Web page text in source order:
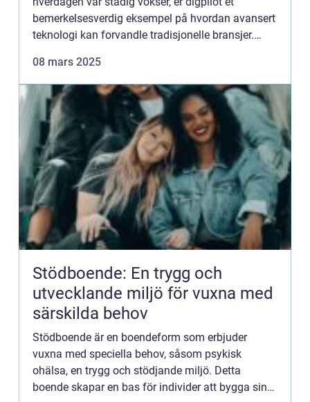
bemerkelsesverdig eksempel på hvordan avansert
teknologi kan forvandle tradisjonelle bransjer.
anleggssekto...
08 mars 2025
Stödboende: En trygg och
utvecklande miljö för vuxna med
särskilda behov
Stödboende är en boendeform som erbjuder
vuxna med speciella behov, såsom psykisk
ohälsa, en trygg och stödjande miljö. Detta
boende skapar en bas för individer att bygga sina